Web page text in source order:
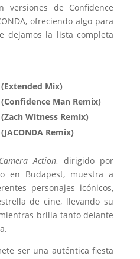
versiones de Confidence
ofreciendo algo para
dejamos la lista completa
Mix)
Man Remix)
Witness Remix)
Remix)
Action, dirigido por
en Budapest, muestra a
personajes icónicos,
de cine, llevando su
brilla tanto delante
ser una auténtica fiesta